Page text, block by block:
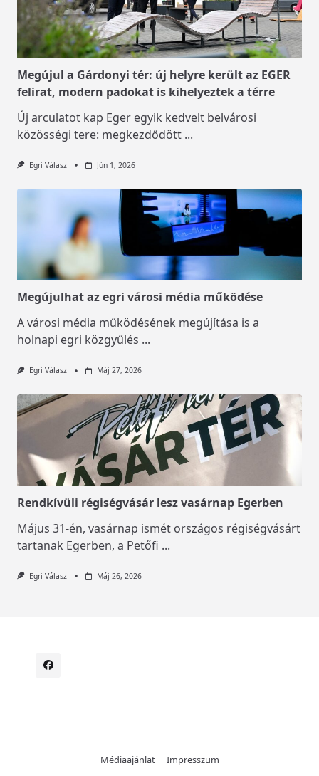
Megújul a Gárdonyi tér: új helyre került az EGER
felirat, modern padokat is kihelyeztek a térre
Új arculatot kap Eger egyik kedvelt belvárosi
közösségi tere: megkezdődött ...
Egri Válasz Jún 1, 2026
Megújulhat az egri városi média működése
A városi média működésének megújítása is a
holnapi egri közgyűlés ...
Egri Válasz Máj 27, 2026
Rendkívüli régiségvásár lesz vasárnap Egerben
Május 31-én, vasárnap ismét országos régiségvásárt
tartanak Egerben, a Petőfi ...
Egri Válasz Máj 26, 2026
Médiaajánlat Impresszum